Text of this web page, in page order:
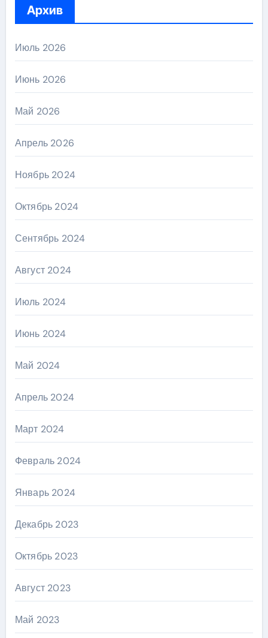
Архив
Июль 2026
Июнь 2026
Май 2026
Апрель 2026
Ноябрь 2024
Октябрь 2024
Сентябрь 2024
Август 2024
Июль 2024
Июнь 2024
Май 2024
Апрель 2024
Март 2024
Февраль 2024
Январь 2024
Декабрь 2023
Октябрь 2023
Август 2023
Май 2023